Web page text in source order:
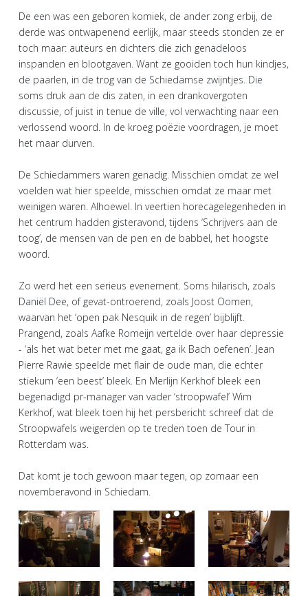
De een was een geboren komiek, de ander zong erbij, de
derde was ontwapenend eerlijk, maar steeds stonden ze er
toch maar: auteurs en dichters die zich genadeloos
inspanden en blootgaven. Want ze gooiden toch hun kindjes,
de paarlen, in de trog van de Schiedamse zwijntjes. Die
soms druk aan de dis zaten, in een drankovergoten
discussie, of juist in tenue de ville, vol verwachting naar een
verlossend woord. In de kroeg poëzie voordragen, je moet
het maar durven.
De Schiedammers waren genadig. Misschien omdat ze wel
voelden wat hier speelde, misschien omdat ze maar met
weinigen waren. Alhoewel. In veertien horecagelegenheden in
het centrum hadden gisteravond, tijdens ‘Schrijvers aan de
toog’, de mensen van de pen en de babbel, het hoogste
woord.
Zo werd het een serieus evenement. Soms hilarisch, zoals
Daniël Dee, of gevat-ontroerend, zoals Joost Oomen,
waarvan het ‘open pak Nesquik in de regen’ bijblijft.
Prangend, zoals Aafke Romeijn vertelde over haar depressie
- ‘als het wat beter met me gaat, ga ik Bach oefenen’. Jean
Pierre Rawie speelde met flair de oude man, die echter
stiekum ‘een beest’ bleek. En Merlijn Kerkhof bleek een
begenadigd pr-manager van vader ‘stroopwafel’ Wim
Kerkhof, wat bleek toen hij het persbericht schreef dat de
Stroopwafels weigerden op te treden toen de Tour in
Rotterdam was.
Dat komt je toch gewoon maar tegen, op zomaar een
novemberavond in Schiedam.